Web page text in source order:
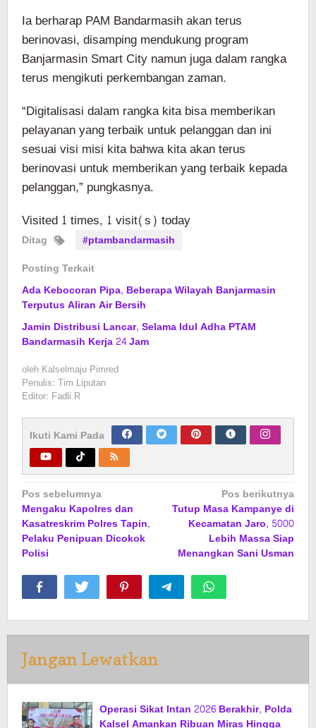
Ia berharap PAM Bandarmasih akan terus
berinovasi, disamping mendukung program
Banjarmasin Smart City namun juga dalam rangka
terus mengikuti perkembangan zaman.
“Digitalisasi dalam rangka kita bisa memberikan
pelayanan yang terbaik untuk pelanggan dan ini
sesuai visi misi kita bahwa kita akan terus
berinovasi untuk memberikan yang terbaik kepada
pelanggan,” pungkasnya.
Visited 1 times, 1 visit(s) today
Ditag
#ptambandarmasih
Posting Terkait
Ada Kebocoran Pipa, Beberapa Wilayah Banjarmasin
Terputus Aliran Air Bersih
Jamin Distribusi Lancar, Selama Idul Adha PTAM
Bandarmasih Kerja 24 Jam
oleh Kalselmaju Pimred
Penulis: Tim Liputan
Editor: Fadli R
Ikuti Kami Pada
Navigasi
pos
Pos sebelumnya
Mengaku Kapolres dan
Kasatreskrim Polres Tapin,
Pelaku Penipuan Dicokok
Polisi
Pos berikutnya
Tutup Masa Kampanye di
Kecamatan Jaro, 5000
Lebih Massa Siap
Menangkan Sani Usman
Jangan Lewatkan
Operasi Sikat Intan 2026 Berakhir, Polda
Kalsel Amankan Ribuan Miras Hingga